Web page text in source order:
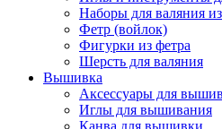
Наборы для валяния
Фетр (войлок)
Фигурки из фетра
Шерсть для валяния
Вышивка
Аксессуары для
Иглы для вышивания
Канва для вышивки